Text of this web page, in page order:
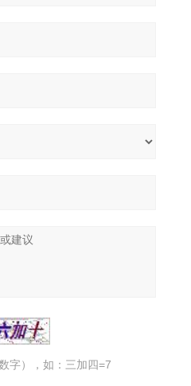
字），如：三加四=7